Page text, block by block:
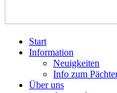
Start
Information
Neuigkeiten
Info zum
Über uns